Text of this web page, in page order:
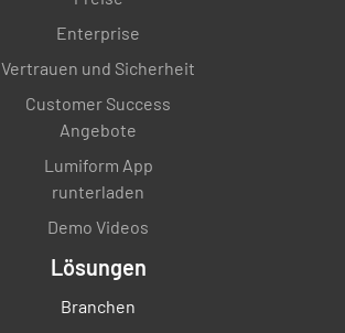
Enterprise
Vertrauen und Sicherheit
Customer Success
Angebote
Lumiform App
runterladen
Demo Videos
Lösungen
Branchen